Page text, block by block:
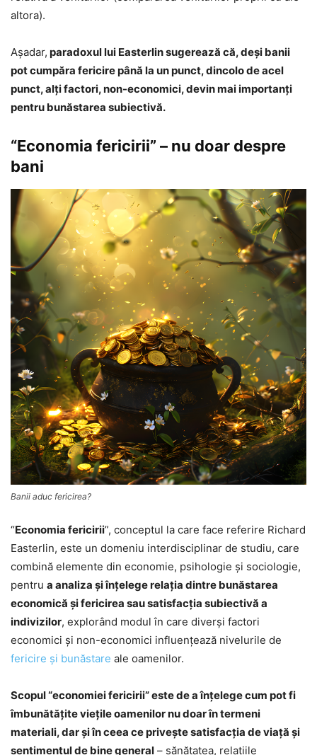
altora).
Aşadar, paradoxul lui Easterlin sugerează că, deși banii
pot cumpăra fericire până la un punct, dincolo de acel
punct, alţi factori, non-economici, devin mai importanți
pentru bunăstarea subiectivă.
“Economia fericirii” – nu doar despre
bani
Banii aduc fericirea?
“Economia fericirii”, conceptul la care face referire Richard
Easterlin, este un domeniu interdisciplinar de studiu, care
combină elemente din economie, psihologie și sociologie,
pentru a analiza și înțelege relația dintre bunăstarea
economică și fericirea sau satisfacția subiectivă a
indivizilor, explorând modul în care diverși factori
economici și non-economici influențează nivelurile de
fericire și bunăstare ale oamenilor.
Scopul “economiei fericirii” este de a înțelege cum pot fi
îmbunătățite viețile oamenilor nu doar în termeni
materiali, dar și în ceea ce privește satisfacția de viață și
sentimentul de bine general – sănătatea, relațiile